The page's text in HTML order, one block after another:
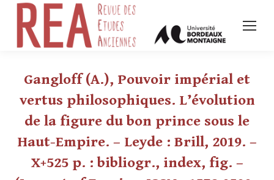
Gangloff (A.), Pouvoir impérial et
vertus philosophiques. L’évolution
de la figure du bon prince sous le
Haut-Empire. – Leyde : Brill, 2019. –
X+525 p. : bibliogr., index, fig. –